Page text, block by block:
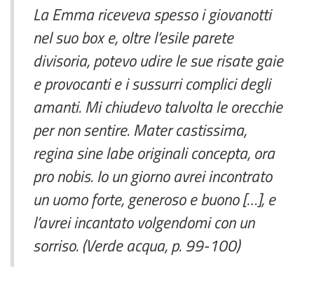
La Emma riceveva spesso i giovanotti
nel suo box e, oltre l’esile parete
divisoria, potevo udire le sue risate gaie
e provocanti e i sussurri complici degli
amanti. Mi chiudevo talvolta le orecchie
per non sentire. Mater castissima,
regina sine labe originali concepta, ora
pro nobis. Io un giorno avrei incontrato
un uomo forte, generoso e buono […], e
l’avrei incantato volgendomi con un
sorriso. (Verde acqua, p. 99-100)